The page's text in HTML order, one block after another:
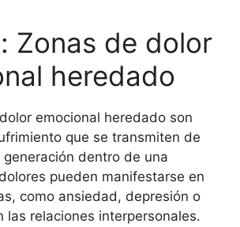
Zonas de dolor
heredado
emocional heredado son
que se transmiten de
generación dentro de una
pueden manifestarse en
como ansiedad, depresión o
las relaciones interpersonales.